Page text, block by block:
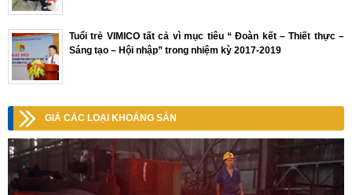
Tuổi trẻ VIMICO tất cả vì mục tiêu “ Đoàn kết – Thiết thực –
Sáng tạo – Hội nhập” trong nhiệm kỳ 2017-2019
GIÁ CÁC LOẠI KHOÁNG SẢN